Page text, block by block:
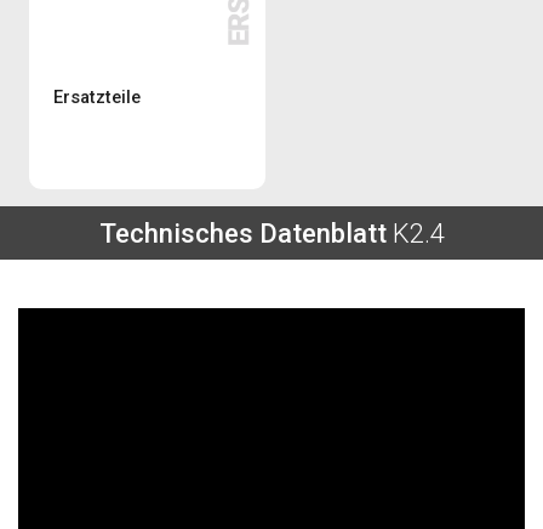
Ersatzteile
Technisches DatenblattK2.4